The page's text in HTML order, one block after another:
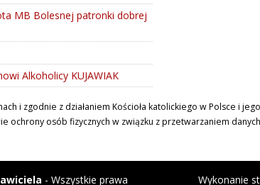
MB Bolesnej patronki dobrej
Alkoholicy KUJAWIAK
i zgodnie z działaniem Kościoła katolickiego w Polsce i
ochrony osób fizycznych w związku z przetwarzaniem
- Wszystkie prawa Wykonanie